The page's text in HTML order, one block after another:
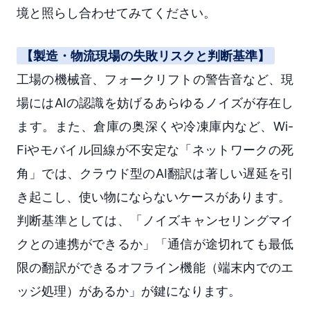
境と照らし合わせてみてください。
【製造・物流現場の失敗リスクと判断基準】
工場の機械音、フォークリフトの警告音など、現
場にはAIの認識を妨げるあらゆるノイズが存在し
ます。また、倉庫の奥深くや冷凍庫内など、Wi-
Fiやモバイル回線が不安定な「ネットワークの死
角」では、クラウド型のAI翻訳は著しい遅延を引
き起こし、使い物にならないケースがあります。
判断基準としては、「ノイズキャンセリングマイ
クとの連携ができるか」「通信が途切れても最低
限の翻訳ができるオフライン機能（端末内でのエ
ッジ処理）があるか」が鍵になります。